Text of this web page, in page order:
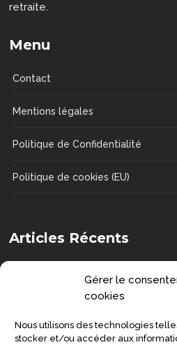
Gérer le
cookies
Nous utilisons des technologies
stocker et/ou accéder aux
retraite.
Menu
Contact
Mentions légales
Politique de Confidentialité
Politique de cookies (EU)
Articles Récents
Senior : prévenir